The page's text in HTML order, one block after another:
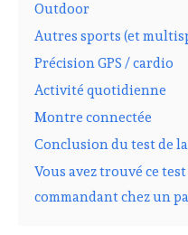
Outdoor
Autres sports (et
Précision GPS / cardio
Activité quotidienne
Montre connectée
Conclusion du test de
Vous avez trouvé ce
commandant chez un